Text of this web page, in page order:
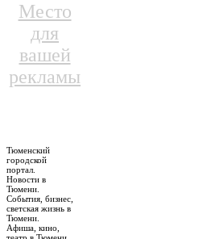
Место
для
вашей
рекламы
Тюменский
городской
портал.
Новости в
Тюмени.
События, бизнес,
светская жизнь в
Тюмени.
Афиша, кино,